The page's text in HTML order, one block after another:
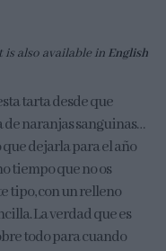
is also available in English
tarta desde que
naranjas sanguinas…
que dejarla para el año
tiempo que no os
tipo, con un relleno
La verdad que es
todo para cuando